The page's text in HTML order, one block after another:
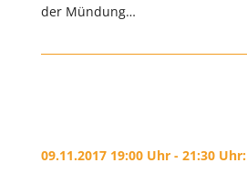
der Mündung…
09.11.2017 19:00 Uhr - 21:30 Uhr: